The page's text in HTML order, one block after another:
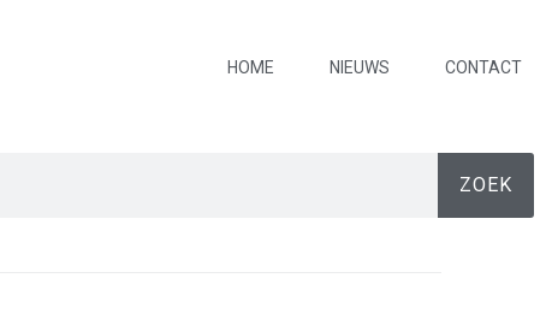
HOME NIEUWS CONTACT
ZOEK